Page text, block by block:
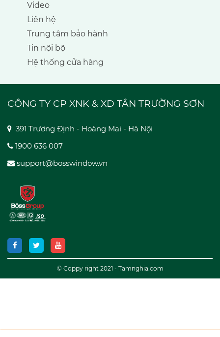
Video
Liên hệ
Trung tâm bảo hành
Tin nội bộ
Hệ thống cửa hàng
CÔNG TY CP XNK & XD TÂN TRƯỜNG SƠN
391 Trương Định - Hoàng Mai - Hà Nội
1900 636 007
support@bosswindow.vn
© Coppy right 2021 - Tamnghia.com